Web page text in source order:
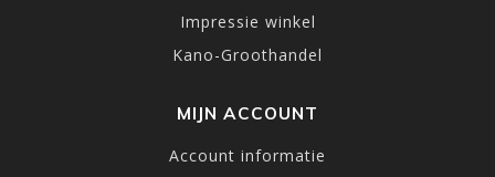
Impressie winkel
Kano-Groothandel
MIJN ACCOUNT
Account informatie